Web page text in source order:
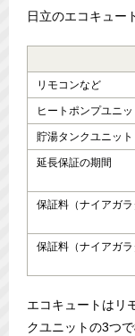
日立のエコキュー
リモコンなど
ヒートポンプユニッ
貯湯タンクユニット
延長保証の期間
保証料（ナイアガラ
保証料（ナイアガラ
エコキュートはリ
クユニットの3つ